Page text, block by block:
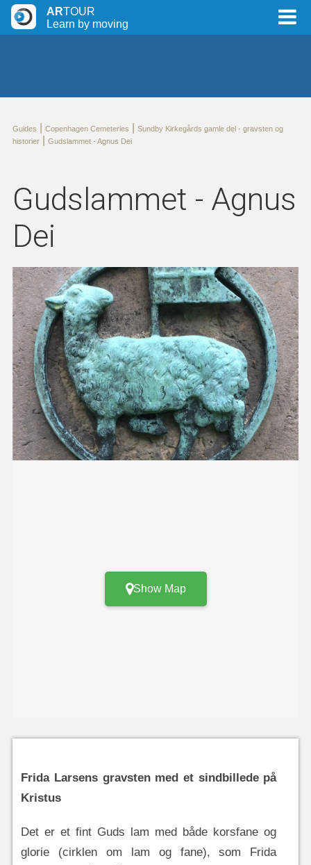
ARTOUR
Learn by moving
Guides Copenhagen Cemeteries
Sundby Kirkegårds gamle del - gravsten og
historier| Gudslammet - Agnus Dei
Gudslammet - Agnus
Dei
Show Map
Frida Larsens gravsten med et sindbillede på
Kristus
Det er et fint Guds lam med både korsfane og
glorie (cirklen om lam og fane), som Frida